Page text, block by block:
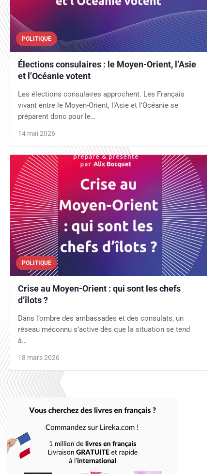
POLITIQUE
Élections consulaires : le Moyen-Orient, l’Asie
et l’Océanie votent
Les élections consulaires approchent. Les Français
vivant entre le Moyen-Orient, l’Asie et l’Océanie se
préparent donc pour le…
14 mai 2026
POLITIQUE
Crise au Moyen-Orient : qui sont les chefs
d’îlots ?
Dans l’ombre des ambassades et des consulats, un
réseau méconnu s’active dès que la situation se tend
à…
18 mars 2026